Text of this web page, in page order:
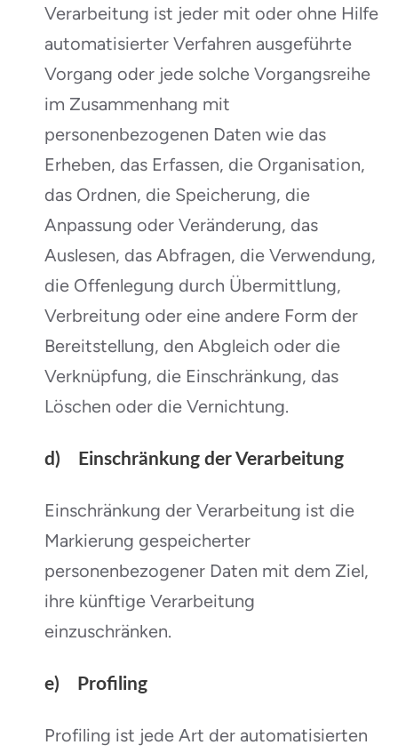
Verarbeitung ist jeder mit oder ohne Hilfe
automatisierter Verfahren ausgeführte
Vorgang oder jede solche Vorgangsreihe
im Zusammenhang mit
personenbezogenen Daten wie das
Erheben, das Erfassen, die Organisation,
das Ordnen, die Speicherung, die
Anpassung oder Veränderung, das
Auslesen, das Abfragen, die Verwendung,
die Offenlegung durch Übermittlung,
Verbreitung oder eine andere Form der
Bereitstellung, den Abgleich oder die
Verknüpfung, die Einschränkung, das
Löschen oder die Vernichtung.
d) Einschränkung der Verarbeitung
Einschränkung der Verarbeitung ist die
Markierung gespeicherter
personenbezogener Daten mit dem Ziel,
ihre künftige Verarbeitung
einzuschränken.
e) Profiling
Profiling ist jede Art der automatisierten